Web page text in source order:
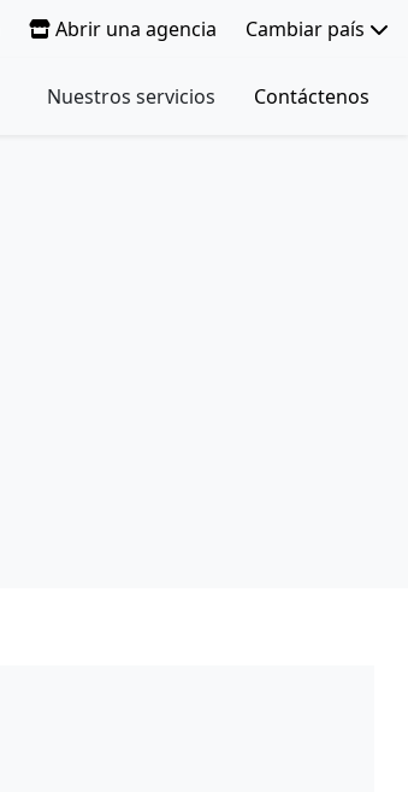
Abrir una agencia Cambiar país
Nuestros servicios Contáctenos